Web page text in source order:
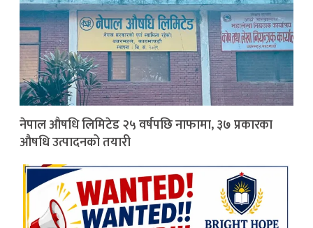
नेपाल औषधि लिमिटेड २५ वर्षपछि नाफामा, ३७ प्रकारका
औषधि उत्पादनको तयारी